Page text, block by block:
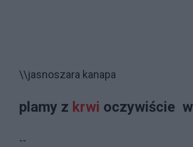
\\jasnoszara kanapa
plamy z krwi oczywiście
--